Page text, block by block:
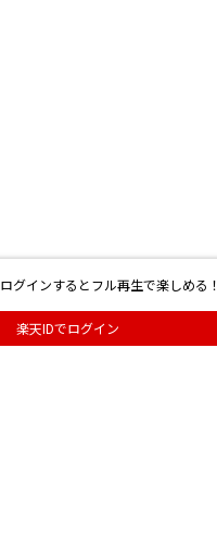
ログインするとフル再生で楽しめる！
楽天IDでログイン